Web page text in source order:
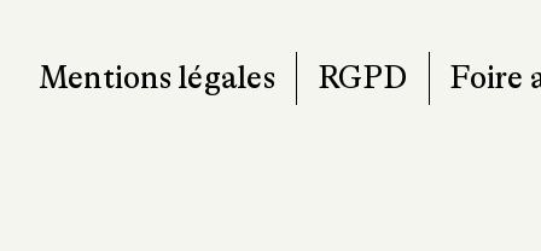
Mentions légales RGPD Foire